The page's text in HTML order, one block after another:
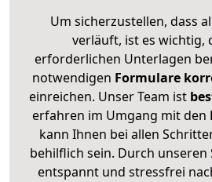
Um sicherzustellen, dass
verläuft, ist es wichtig,
erforderlichen Unterlagen
notwendigen Formulare
einreichen. Unser Team ist
erfahren im Umgang mit den
kann Ihnen bei allen
behilflich sein. Durch unseren
entspannt und stressfrei